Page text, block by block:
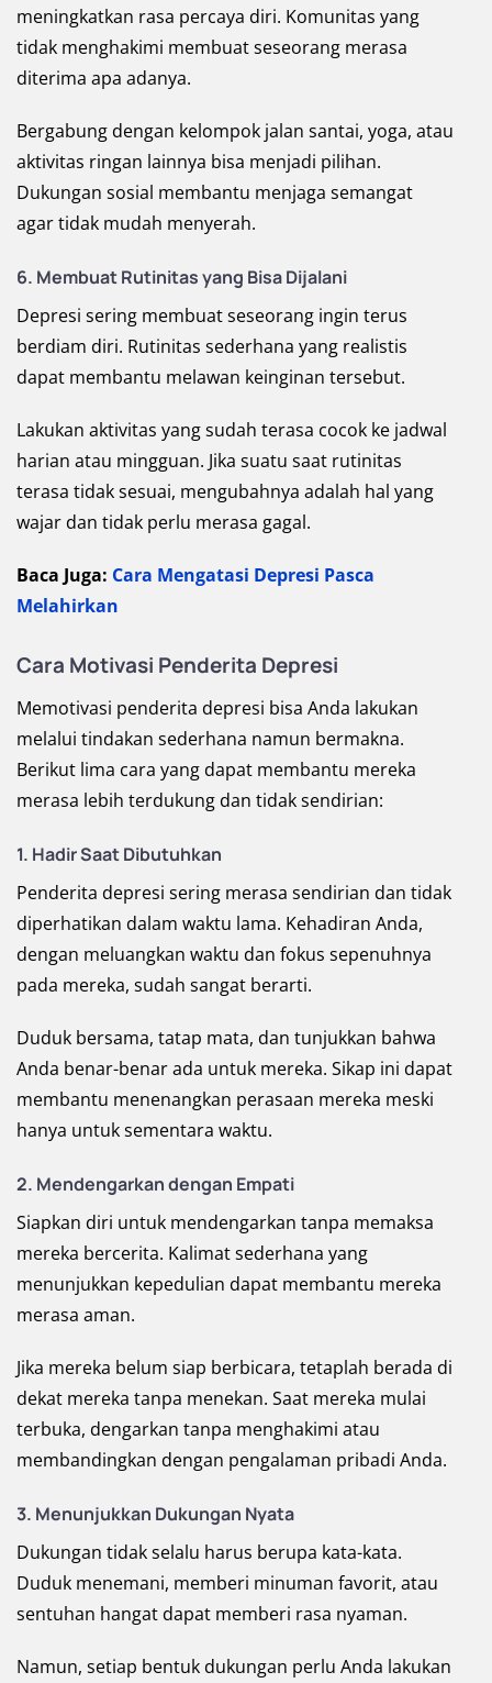
meningkatkan rasa percaya diri. Komunitas yang
tidak menghakimi membuat seseorang merasa
diterima apa adanya.
Bergabung dengan kelompok jalan santai, yoga, atau
aktivitas ringan lainnya bisa menjadi pilihan.
Dukungan sosial membantu menjaga semangat
agar tidak mudah menyerah.
6. Membuat Rutinitas yang Bisa Dijalani
Depresi sering membuat seseorang ingin terus
berdiam diri. Rutinitas sederhana yang realistis
dapat membantu melawan keinginan tersebut.
Lakukan aktivitas yang sudah terasa cocok ke jadwal
harian atau mingguan. Jika suatu saat rutinitas
terasa tidak sesuai, mengubahnya adalah hal yang
wajar dan tidak perlu merasa gagal.
Baca Juga: Cara Mengatasi Depresi Pasca
Melahirkan
Cara Motivasi Penderita Depresi
Memotivasi penderita depresi bisa Anda lakukan
melalui tindakan sederhana namun bermakna.
Berikut lima cara yang dapat membantu mereka
merasa lebih terdukung dan tidak sendirian:
1. Hadir Saat Dibutuhkan
Penderita depresi sering merasa sendirian dan tidak
diperhatikan dalam waktu lama. Kehadiran Anda,
dengan meluangkan waktu dan fokus sepenuhnya
pada mereka, sudah sangat berarti.
Duduk bersama, tatap mata, dan tunjukkan bahwa
Anda benar-benar ada untuk mereka. Sikap ini dapat
membantu menenangkan perasaan mereka meski
hanya untuk sementara waktu.
2. Mendengarkan dengan Empati
Siapkan diri untuk mendengarkan tanpa memaksa
mereka bercerita. Kalimat sederhana yang
menunjukkan kepedulian dapat membantu mereka
merasa aman.
Jika mereka belum siap berbicara, tetaplah berada di
dekat mereka tanpa menekan. Saat mereka mulai
terbuka, dengarkan tanpa menghakimi atau
membandingkan dengan pengalaman pribadi Anda.
3. Menunjukkan Dukungan Nyata
Dukungan tidak selalu harus berupa kata-kata.
Duduk menemani, memberi minuman favorit, atau
sentuhan hangat dapat memberi rasa nyaman.
Namun, setiap bentuk dukungan perlu Anda lakukan